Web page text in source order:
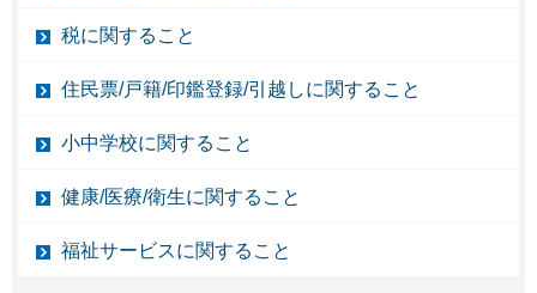
税に関すること
住民票/戸籍/印鑑登録/引越しに関すること
小中学校に関すること
健康/医療/衛生に関すること
福祉サービスに関すること